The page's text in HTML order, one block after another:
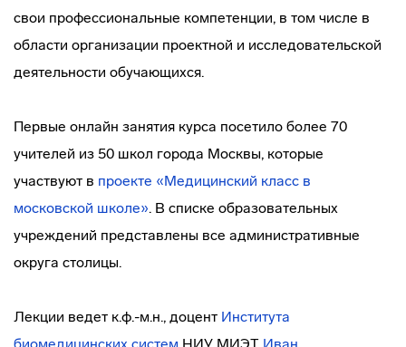
свои профессиональные компетенции, в том числе в
области организации проектной и исследовательской
деятельности обучающихся.
Первые онлайн занятия курса посетило более 70
учителей из 50 школ города Москвы, которые
участвуют в проекте «Медицинский класс в
московской школе». В списке образовательных
учреждений представлены все административные
округа столицы.
Лекции ведет к.ф.-м.н., доцент Института